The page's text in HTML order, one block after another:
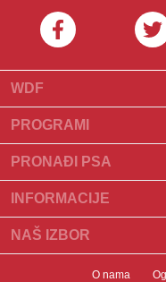
WDF
O nama
Što je World Dog Finder
Koje saveze
Kontakt
Naši partneri
PROGRAMI
Program za uzgajivače
Program za groomere
PRONAĐI PSA
Pronađite uzgajivača
Psi na prodaju
Pronađite leglo
INFORMACIJE
Pasmine
Popularni članci
NAŠ IZBOR
O nama